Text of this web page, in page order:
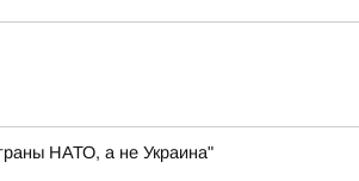
НАТО, а не Украина"